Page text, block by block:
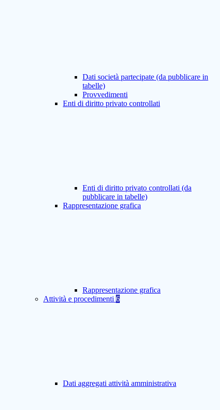
Dati società partecipate (da pubblicare in
tabelle)
Provvedimenti
Enti di diritto privato controllati
Enti di diritto privato controllati (da
pubblicare in tabelle)
Rappresentazione grafica
Rappresentazione grafica
Attività e procedimenti 6
Dati aggregati attività amministrativa